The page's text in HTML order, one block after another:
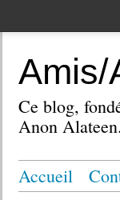
Amis/
Ce blog,
Anon
Accueil